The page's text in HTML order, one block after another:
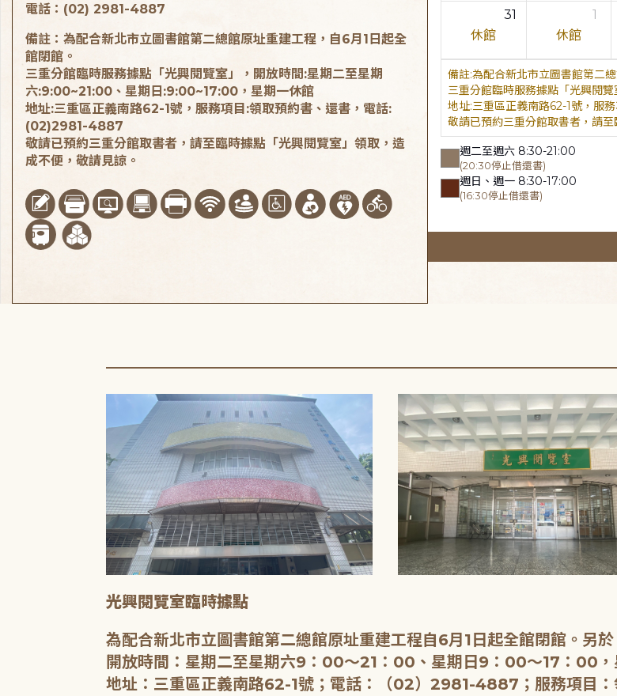
31
休館
1
休館
為配合新北市立圖書館第二
三重分館臨時服務據點「光興閱
地址:三重區正義南路62-1號，服
敬請已預約三重分館取書者，請
週二至週六 8:30-21:00
(20:30停止借還書)
週日、週一 8:30-17:00
(16:30停止借還書)
電話：(02) 2981-4887
備註：為配合新北市立圖書館第二總館原址重建工程，自6月1日起全
館閉館。
三重分館臨時服務據點「光興閱覽室」，開放時間:星期二至星期
六:9:00~21:00、星期日:9:00~17:00，星期一休館
地址:三重區正義南路62-1號，服務項目:領取預約書、還書，電話:
(02)2981-4887
敬請已預約三重分館取書者，請至臨時據點「光興閱覽室」領取，造
成不便，敬請見諒。
光興閱覽室臨時據點
為配合新北市立圖書館第二總館原址重建工程自6月1日起全館閉館。另
開放時間：星期二至星期六9：00～21：00、星期日9：00～17：00，
地址：三重區正義南路62-1號；電話：（02）2981-4887；服務項目：